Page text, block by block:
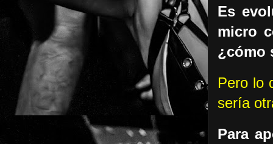
Es
micro
¿cómo
Pero lo
sería
Para